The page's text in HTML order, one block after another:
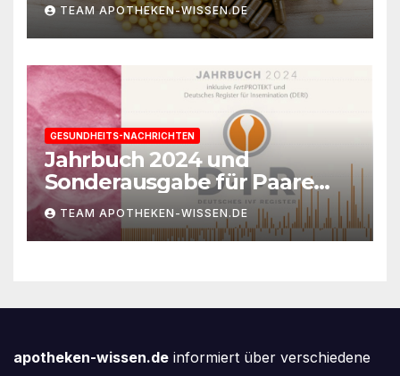
braucht
TEAM APOTHEKEN-WISSEN.DE
GESUNDHEITS-NACHRICHTEN
Jahrbuch 2024 und
Sonderausgabe für Paare
des Deutschen IVF-Registers:
Zahl der Mehrlingsgeburten
nach
TEAM APOTHEKEN-WISSEN.DE
apotheken-wissen.de informiert über verschiedene